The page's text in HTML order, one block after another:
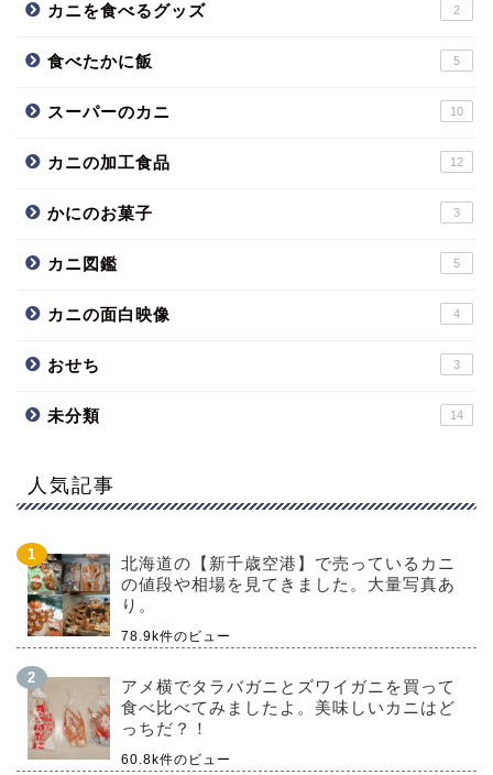
カニを食べるグッズ 2
食べたかに飯 5
スーパーのカニ 10
カニの加工食品 12
かにのお菓子 3
カニ図鑑 5
カニの面白映像 4
おせち 3
未分類 14
人気記事
北海道の【新千歳空港】で売っているカニ
の値段や相場を見てきました。大量写真あ
り。
78.9k件のビュー
アメ横でタラバガニとズワイガニを買って
食べ比べてみましたよ。美味しいカニはど
っちだ？！
60.8k件のビュー